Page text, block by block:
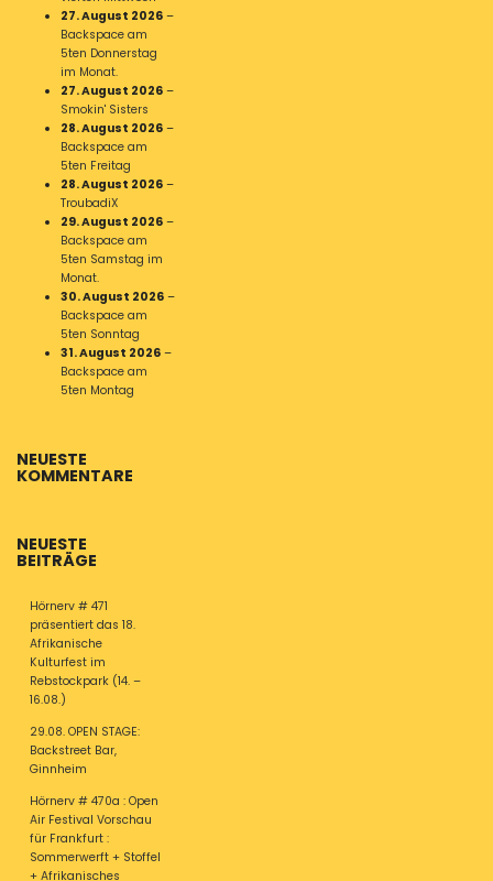
27. August 2026 –
Backspace am
5ten Donnerstag
im Monat.
27. August 2026 –
Smokin' Sisters
28. August 2026 –
Backspace am
5ten Freitag
28. August 2026 –
TroubadiX
29. August 2026 –
Backspace am
5ten Samstag im
Monat.
30. August 2026 –
Backspace am
5ten Sonntag
31. August 2026 –
Backspace am
5ten Montag
NEUESTE
KOMMENTARE
NEUESTE
BEITRÄGE
Hörnerv # 471
präsentiert das 18.
Afrikanische
Kulturfest im
Rebstockpark (14. –
16.08.)
29.08. OPEN STAGE:
Backstreet Bar,
Ginnheim
Hörnerv # 470a : Open
Air Festival Vorschau
für Frankfurt :
Sommerwerft + Stoffel
+ Afrikanisches